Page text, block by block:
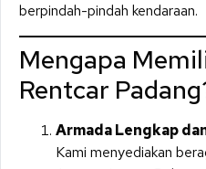
berpindah-pindah kendaraan.
Mengapa
Rentcar
Armada Lengkap
Kami menyediakan